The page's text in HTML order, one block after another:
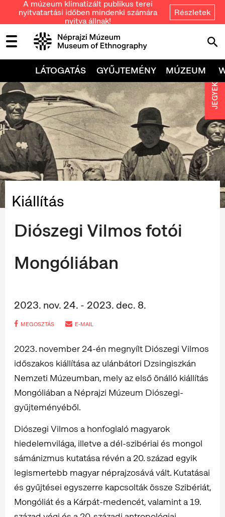
A múzeum klimatizált publikus terei
nyitvatartási időben mindenki számára
nyitva állnak!
Részletek
LÁTOGATÁS GYŰJTEMÉNY MÚZEUM
Kiállítás
Diószegi Vilmos fotói
Mongóliában
2023. nov. 24. - 2023. dec. 8.
MEGOSZTÁS E-MAIL
2023. november 24-én megnyílt Diószegi Vilmos
időszakos kiállítása az ulánbátori Dzsingiszkán
Nemzeti Múzeumban, mely az első önálló kiállítás
Mongóliában a Néprajzi Múzeum Diószegi-
gyűjteményéből.
Diószegi Vilmos a honfoglaló magyarok
hiedelemvilága, illetve a dél-szibériai és mongol
sámánizmus kutatása révén a 20. század egyik
legismertebb magyar néprajzosává vált. Kutatásai
és gyűjtései egyszerre kapcsolták össze Szibériát,
Mongóliát és a Kárpát-medencét, valamint a 19.
JEGYEK